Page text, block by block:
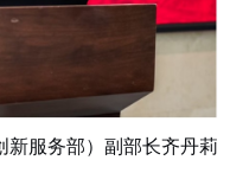
新服务部）副部长齐丹莉